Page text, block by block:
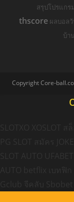
สรุปโปรแก
thscore ผลบอล
บ้า
Copyright Core-